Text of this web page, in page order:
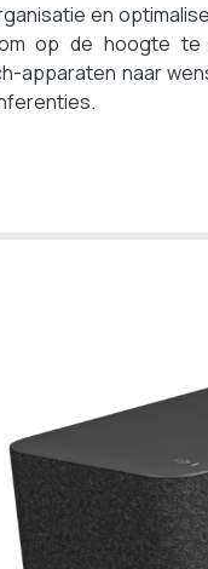
en
op de hoogte te
apparaten naar